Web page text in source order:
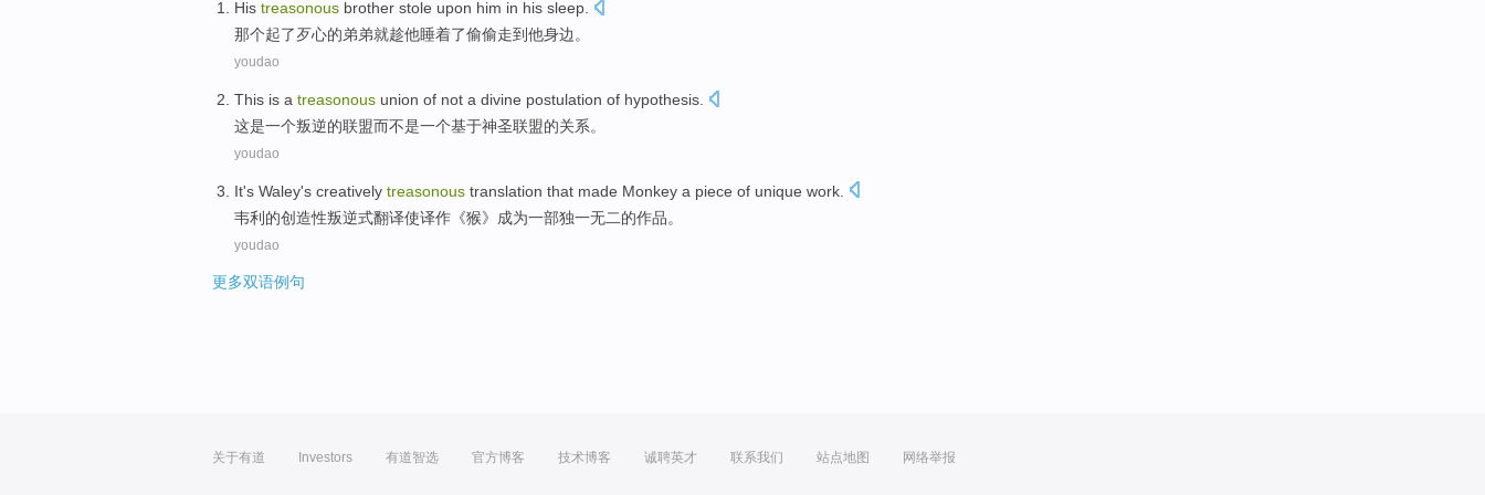
His treasonous brother stole upon him in his sleep
那个起了歹心的弟弟就趁他睡着了偷偷走到他身边。
youdao
This is a treasonous union of not a divine postulation of hypothesis.
这是一个叛逆的联盟而不是一个基于神圣联盟的关系。
youdao
It's Waley's creatively treasonous translation that made Monkey a piece of unique work
韦利 的创造性叛逆式翻译使译作《猴》成为一部独一无二的作品。
youdao
更多双语例句
关于有道 Investors 有道智选 官方博客 技术博客 诚聘英才 联系我们 站点地图 网络举报